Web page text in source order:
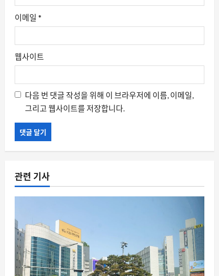
이메일 *
웹사이트
다음 번 댓글 작성을 위해 이 브라우저에 이름, 이메일,
그리고 웹사이트를 저장합니다.
관련 기사